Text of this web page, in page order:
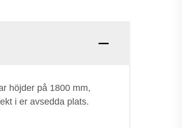
höjder på 1800 mm,
i er avsedda plats.